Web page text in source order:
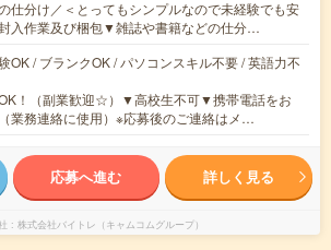
仕分け／＜とってもシンプルなので未経験でも安
入作業及び梱包▼雑誌や書籍などの仕分…
OK / ブランクOK / パソコンスキル不要 / 英語力不
！（副業歓迎☆）▼高校生不可▼携帯電話をお
業務連絡に使用）※応募後のご連絡はメ…
応募へ進む 詳しく見る
株式会社バイトレ（キャムコムグループ）